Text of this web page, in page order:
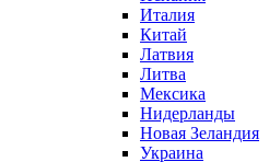
Италия
Китай
Латвия
Литва
Мексика
Нидерланды
Новая Зеландия
Украина